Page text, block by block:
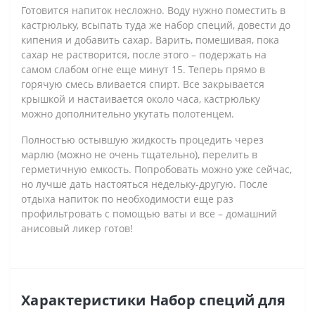
Готовится напиток несложно. Воду нужно поместить в
кастрюльку, всыпать туда же набор специй, довести до
кипения и добавить сахар. Варить, помешивая, пока
сахар не растворится, после этого – подержать на
самом слабом огне еще минут 15. Теперь прямо в
горячую смесь вливается спирт. Все закрывается
крышкой и настаивается около часа, кастрюльку
можно дополнительно укутать полотенцем.
Полностью остывшую жидкость процедить через
марлю (можно не очень тщательно), перелить в
герметичную емкость. Попробовать можно уже сейчас,
но лучше дать настояться недельку-другую. После
отдыха напиток по необходимости еще раз
профильтровать с помощью ваты и все – домашний
анисовый ликер готов!
Характеристики Набор специй для